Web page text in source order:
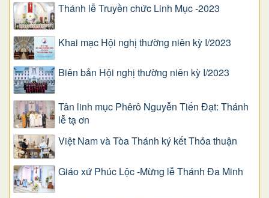
Thánh lễ Truyền chức Linh Mục -2023
Khai mạc Hội nghị thường niên kỳ I/2023
Biên bản Hội nghị thường niên kỳ I/2023
Tân linh mục Phêrô Nguyễn Tiến Đạt: Thánh
lễ tạ ơn
Việt Nam và Tòa Thánh ký kết Thỏa thuận
Giáo xứ Phúc Lộc -Mừng lễ Thánh Đa Minh